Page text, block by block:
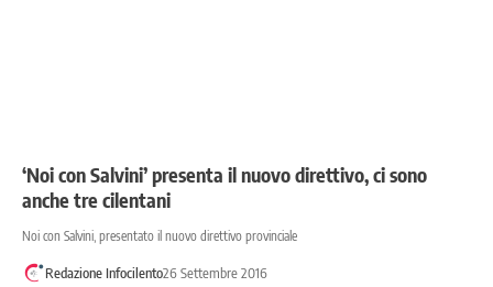
‘Noi con Salvini’ presenta il nuovo direttivo, ci sono
anche tre cilentani
Noi con Salvini, presentato il nuovo direttivo provinciale
Redazione Infocilento26 Settembre 2016